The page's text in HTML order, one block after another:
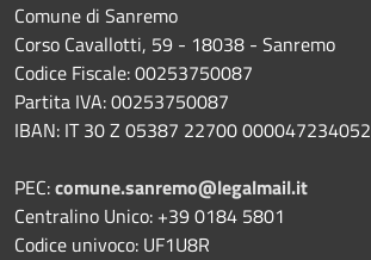
Comune di Sanremo
Corso Cavallotti, 59 - 18038 - Sanremo
Codice Fiscale: 00253750087
Partita IVA: 00253750087
IBAN: IT 30 Z 05387 22700 000047234052
PEC:comune.sanremo@legalmail.it
Centralino Unico: +39 0184 5801
Codice univoco: UF1U8R